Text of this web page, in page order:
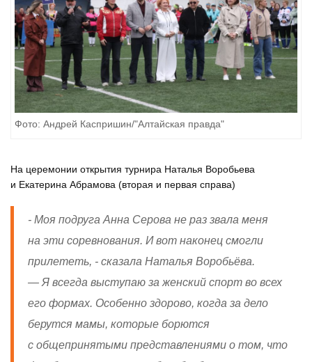
Фото: Андрей Каспришин/"Алтайская правда"
На церемонии открытия турнира Наталья Воробьева
и Екатерина Абрамова (вторая и первая справа)
- Моя подруга Анна Серова не раз звала меня
на эти соревнования. И вот наконец смогли
прилететь, - сказала Наталья Воробьёва.
— Я всегда выступаю за женский спорт во всех
его формах. Особенно здорово, когда за дело
берутся мамы, которые борются
с общепринятыми представлениями о том, что